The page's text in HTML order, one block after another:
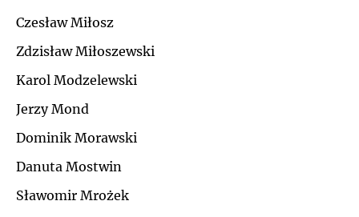
Czesław Miłosz
Zdzisław Miłoszewski
Karol Modzelewski
Jerzy Mond
Dominik Morawski
Danuta Mostwin
Sławomir Mrożek